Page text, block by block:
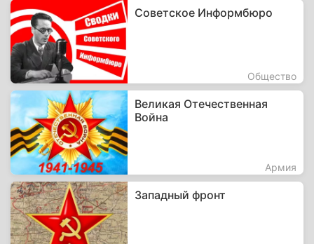
Советское Информбюро
Общество
Великая Отечественная
Война
Армия
Западный фронт